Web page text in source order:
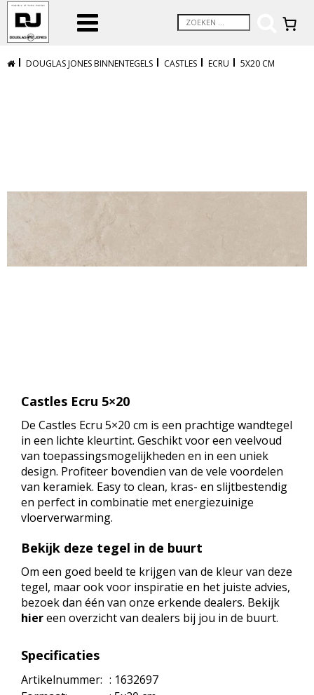
DOUGLAS JONES BINNENTEGELS CASTLES ECRU 5X20 CM
Castles Ecru 5×20
De Castles Ecru 5×20 cm is een prachtige wandtegel
in een lichte kleurtint. Geschikt voor een veelvoud
van toepassingsmogelijkheden en in een uniek
design. Profiteer bovendien van de vele voordelen
van keramiek. Easy to clean, kras- en slijtbestendig
en perfect in combinatie met energiezuinige
vloerverwarming.
Bekijk deze tegel in de buurt
Om een goed beeld te krijgen van de kleur van deze
tegel, maar ook voor inspiratie en het juiste advies,
bezoek dan één van onze erkende dealers. Bekijk
hiereen overzicht van dealers bij jou in de buurt.
Specificaties
Artikelnummer: : 1632697